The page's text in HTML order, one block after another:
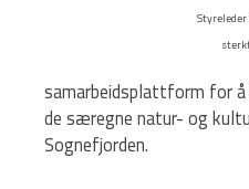
Styreleder
samarbeidsplattform for
de særegne natur- og
Sognefjorden.